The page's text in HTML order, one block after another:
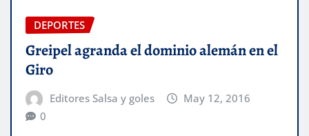
DEPORTES
Greipel agranda el dominio alemán en el
Giro
Editores Salsa y goles
May 12, 2016
0